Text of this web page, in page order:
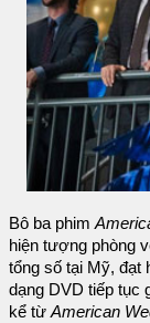
Bô ba phim
hiện tượng phòng
tổng số tại Mỹ, đạt
dạng DVD tiếp tục
kể từAmerican